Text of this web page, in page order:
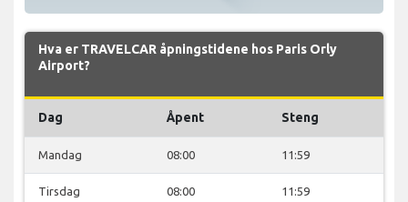
Hva er TRAVELCAR åpningstidene hos Paris Orly
Airport?
Dag Åpent Steng
Mandag 08:00 11:59
Tirsdag 08:00 11:59